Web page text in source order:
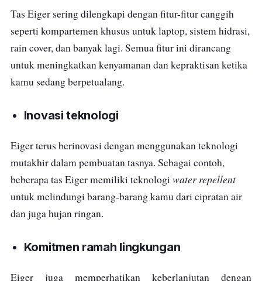
Tas Eiger sering dilengkapi dengan fitur-fitur canggih
seperti kompartemen khusus untuk laptop, sistem hidrasi,
rain cover, dan banyak lagi. Semua fitur ini dirancang
untuk meningkatkan kenyamanan dan kepraktisan ketika
kamu sedang berpetualang.
Inovasi teknologi
Eiger terus berinovasi dengan menggunakan teknologi
mutakhir dalam pembuatan tasnya. Sebagai contoh,
beberapa tas Eiger memiliki teknologiwater repellent
untuk melindungi barang-barang kamu dari cipratan air
dan juga hujan ringan.
Komitmen ramah lingkungan
Eiger juga memperhatikan keberlanjutan dengan